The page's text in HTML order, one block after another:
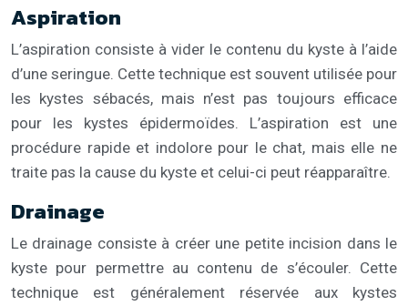
Aspiration
L’aspiration consiste à vider le contenu du kyste à l’aide
d’une seringue. Cette technique est souvent utilisée pour
les kystes sébacés, mais n’est pas toujours efficace
pour les kystes épidermoïdes. L’aspiration est une
procédure rapide et indolore pour le chat, mais elle ne
traite pas la cause du kyste et celui-ci peut réapparaître.
Drainage
Le drainage consiste à créer une petite incision dans le
kyste pour permettre au contenu de s’écouler. Cette
technique est généralement réservée aux kystes